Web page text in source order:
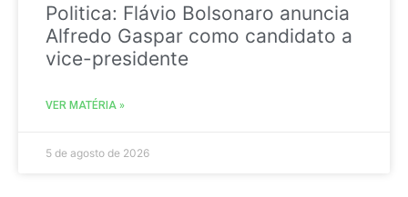
Politica: Flávio Bolsonaro anuncia
Alfredo Gaspar como candidato a
vice-presidente
VER MATÉRIA »
5 de agosto de 2026